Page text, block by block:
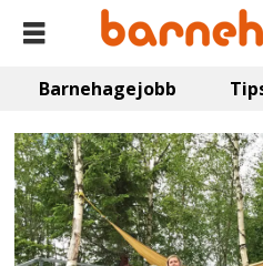
Barnehagejobb